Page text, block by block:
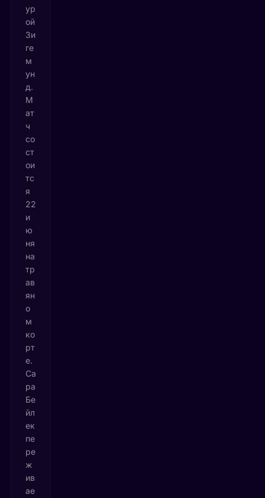
ур
ой
Зи
ге
м
ун
д.
М
ат
ч
со
ст
ои
тс
я
22
и
ю
ня
на
тр
ав
ян
о
м
ко
рт
е.
Са
ра
Бе
йл
ек
пе
ре
ж
ив
ае